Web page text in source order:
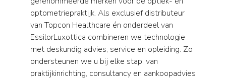
optometriepraktijk. Als exclusief distributeur
van Topcon Healthcare én onderdeel van
EssilorLuxottica combineren we technologie
met deskundig advies, service en opleiding. Zo
ondersteunen we u bij elke stap: van
praktijkinrichting, consultancy en aankoopadvies